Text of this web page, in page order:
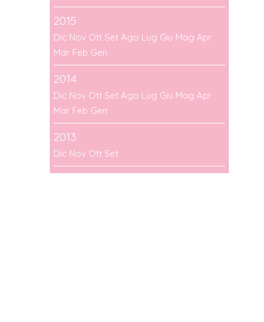
2015
Dic Nov Ott Set Ago Lug Giu Mag Apr
Mar Feb Gen
2014
Dic Nov Ott Set Ago Lug Giu Mag Apr
Mar Feb Gen
2013
Dic Nov Ott Set